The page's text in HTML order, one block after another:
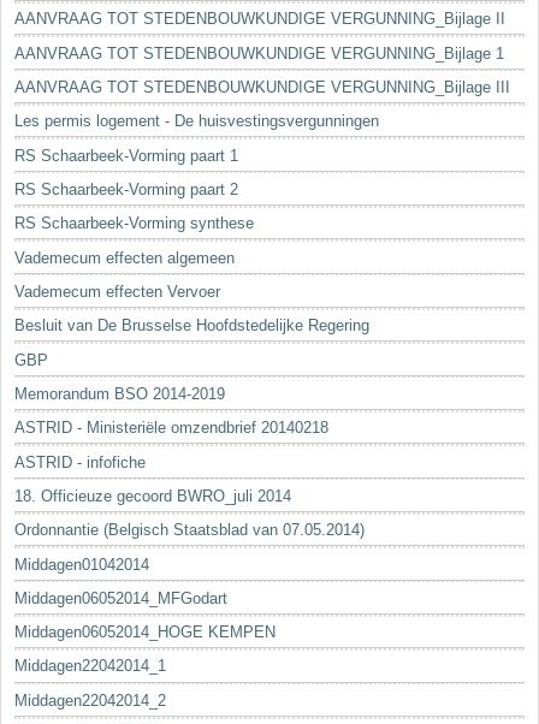
AANVRAAG TOT STEDENBOUWKUNDIGE VERGUNNING_Bijlage II
AANVRAAG TOT STEDENBOUWKUNDIGE VERGUNNING_Bijlage 1
AANVRAAG TOT STEDENBOUWKUNDIGE VERGUNNING_Bijlage III
Les permis logement - De huisvestingsvergunningen
RS Schaarbeek-Vorming paart 1
RS Schaarbeek-Vorming paart 2
RS Schaarbeek-Vorming synthese
Vademecum effecten algemeen
Vademecum effecten Vervoer
Besluit van De Brusselse Hoofdstedelijke Regering
GBP
Memorandum BSO 2014-2019
ASTRID - Ministeriële omzendbrief 20140218
ASTRID - infofiche
18. Officieuze gecoord BWRO_juli 2014
Ordonnantie (Belgisch Staatsblad van 07.05.2014)
Middagen01042014
Middagen06052014_MFGodart
Middagen06052014_HOGE KEMPEN
Middagen22042014_1
Middagen22042014_2